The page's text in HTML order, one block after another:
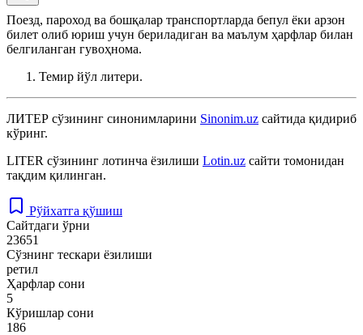
Поезд, пароход ва бошқалар транспортларда бепул ёки арзон
билет олиб юриш учун бериладиган ва маълум ҳарфлар билан
белгиланган гувоҳнома.
Темир йўл литери.
ЛИТЕР сўзининг синонимларини Sinonim.uz сайтида қидириб
кўринг.
LITER сўзининг лотинча ёзилиши Lotin.uz сайти томонидан
тақдим қилинган.
Рўйхатга қўшиш
Сайтдаги ўрни
23651
Сўзнинг тескари ёзилиши
ретил
Ҳарфлар сони
5
Кўришлар сони
186